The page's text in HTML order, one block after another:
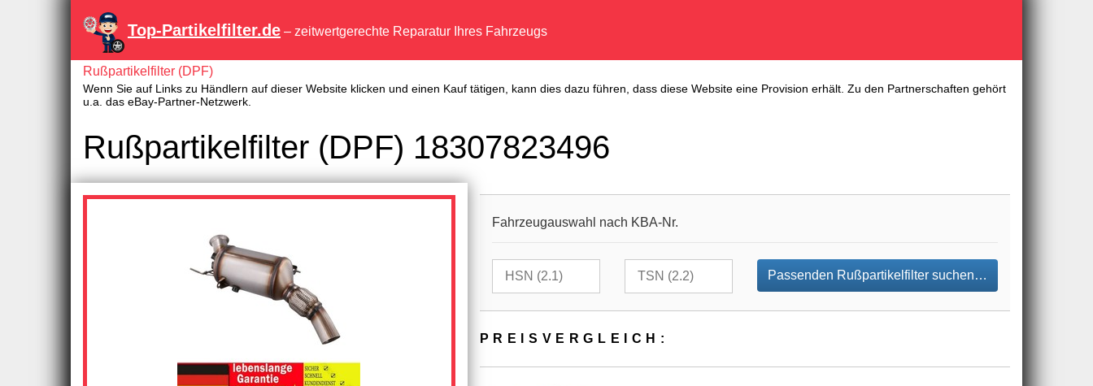
Top-Partikelfilter.de – zeitwertgerechte Reparatur Ihres Fahrzeugs
Rußpartikelfilter (DPF)
Wenn Sie auf Links zu Händlern auf dieser Website klicken und einen Kauf tätigen, kann dies dazu führen, dass diese Website eine Provision erhält. Zu den Partnerschaften gehört
u.a. das eBay-Partner-Netzwerk.
Rußpartikelfilter (DPF) 18307823496
Fahrzeugauswahl nach KBA-Nr.
Passenden Rußpartikelfilter suchen…
PREIS­VER­GLEICH: